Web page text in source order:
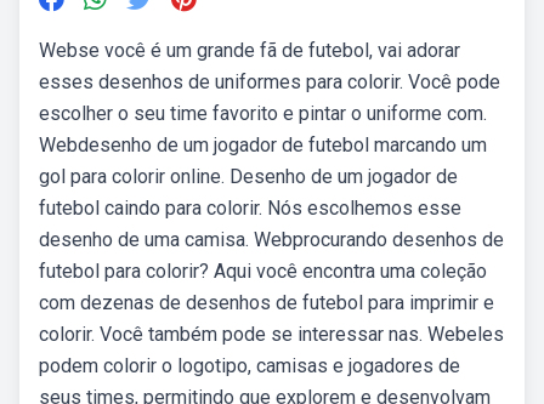
Webse você é um grande fã de futebol, vai adorar
esses desenhos de uniformes para colorir. Você pode
escolher o seu time favorito e pintar o uniforme com.
Webdesenho de um jogador de futebol marcando um
gol para colorir online. Desenho de um jogador de
futebol caindo para colorir. Nós escolhemos esse
desenho de uma camisa. Webprocurando desenhos de
futebol para colorir? Aqui você encontra uma coleção
com dezenas de desenhos de futebol para imprimir e
colorir. Você também pode se interessar nas. Webeles
podem colorir o logotipo, camisas e jogadores de
seus times, permitindo que explorem e desenvolvam